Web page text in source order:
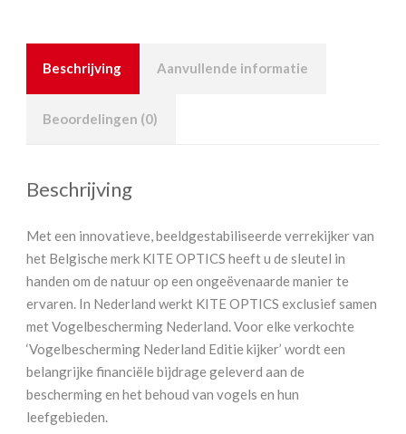
Beschrijving Aanvullende informatie
Beoordelingen (0)
Beschrijving
Met een innovatieve, beeldgestabiliseerde verrekijker van
het Belgische merk KITE OPTICS heeft u de sleutel in
handen om de natuur op een ongeëvenaarde manier te
ervaren. In Nederland werkt KITE OPTICS exclusief samen
met Vogelbescherming Nederland. Voor elke verkochte
‘Vogelbescherming Nederland Editie kijker’ wordt een
belangrijke financiële bijdrage geleverd aan de
bescherming en het behoud van vogels en hun
leefgebieden.